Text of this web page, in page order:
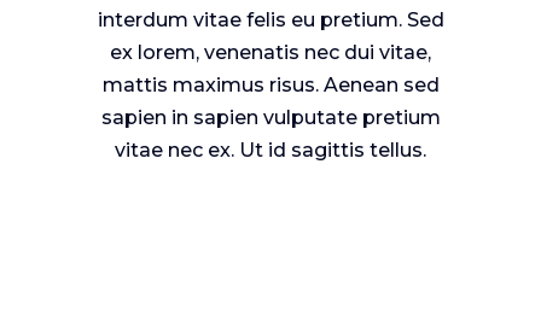
interdum vitae felis eu pretium. Sed
ex lorem, venenatis nec dui vitae,
mattis maximus risus. Aenean sed
sapien in sapien vulputate pretium
vitae nec ex. Ut id sagittis tellus.